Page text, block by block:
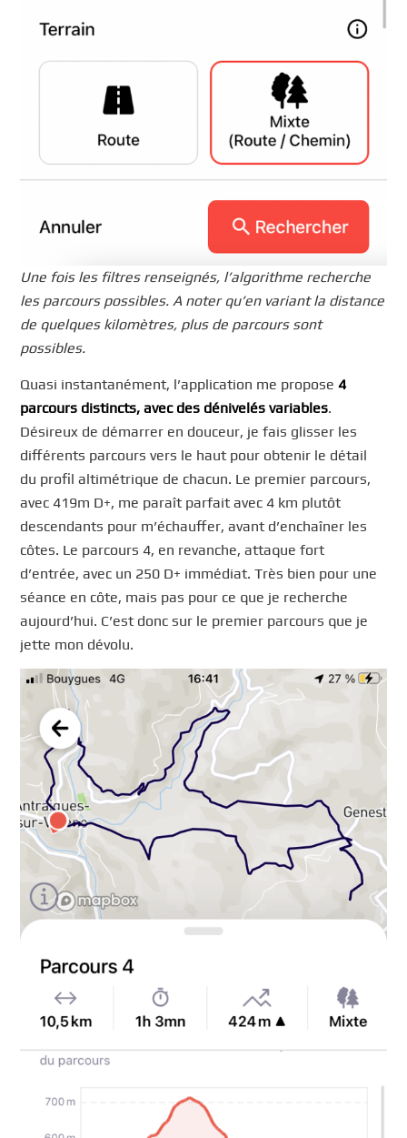
Une fois les filtres renseignés, l’algorithme recherche
les parcours possibles. A noter qu’en variant la distance
de quelques kilomètres, plus de parcours sont
possibles.
Quasi instantanément, l’application me propose 4
parcours distincts, avec des dénivelés variables.
Désireux de démarrer en douceur, je fais glisser les
différents parcours vers le haut pour obtenir le détail
du profil altimétrique de chacun. Le premier parcours,
avec 419m D+, me paraît parfait avec 4 km plutôt
descendants pour m’échauffer, avant d’enchaîner les
côtes. Le parcours 4, en revanche, attaque fort
d’entrée, avec un 250 D+ immédiat. Très bien pour une
séance en côte, mais pas pour ce que je recherche
aujourd’hui. C’est donc sur le premier parcours que je
jette mon dévolu.